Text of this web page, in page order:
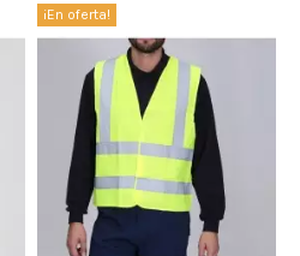
¡En oferta!